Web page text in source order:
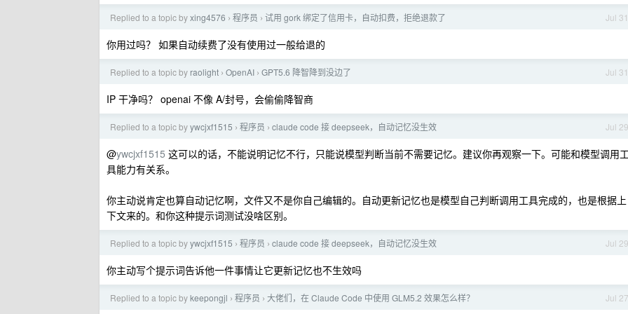
Jul 31
Replied to a topic byxing4576 › 程序员 › 试用 gork 绑定了信用卡，自动扣费，拒绝退款了
你用过吗？ 如果自动续费了没有使用过一般给退的
Jul 31
Replied to a topic by raolight › OpenAI › GPT5.6 降智降到没边了
IP 干净吗？ openai 不像 A/封号，会偷偷降智商
Jul 29
Replied to a topic byywcjxf1515 › 程序员 › claude code 接 deepseek，自动记忆没生效
@ywcjxf1515 这可以的话，不能说明记忆不行，只能说模型判断当前不需要记忆。建议你再观察一下。可能和模型调用工
具能力有关系。
你主动说肯定也算自动记忆啊，文件又不是你自己编辑的。自动更新记忆也是模型自己判断调用工具完成的，也是根据上
下文来的。和你这种提示词测试没啥区别。
Jul 29
Replied to a topic byywcjxf1515 › 程序员 › claude code 接 deepseek，自动记忆没生效
你主动写个提示词告诉他一件事情让它更新记忆也不生效吗
Jul 27
Replied to a topic bykeepongjl › 程序员 › 大佬们，在 Claude Code 中使用 GLM5.2 效果怎么样？